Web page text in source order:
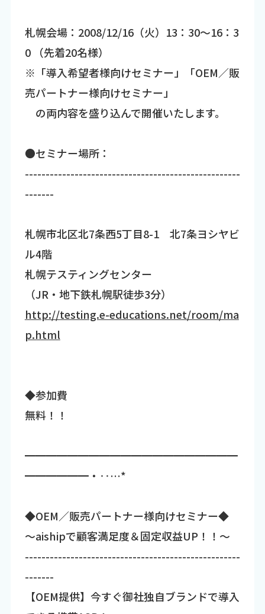
札幌会場：2008/12/16（火）13：30～16：3
0 （先着20名様）
※「導入希望者様向けセミナー」「OEM／販
売パートナー様向けセミナー」
の両内容を盛り込んで開催いたします。
●セミナー場所：
----------------------------------------------------
-------
札幌市北区北7条西5丁目8-1 北7条ヨシヤビ
ル4階
札幌テスティングセンター
（JR・地下鉄札幌駅徒歩3分）
http://testing.e-educations.net/room/ma
p.html
◆参加費
無料！！
━━━━━━━━━━━━━━━━━━━━
━━━━━━・‥…*
◆OEM／販売パートナー様向けセミナー◆
～aishipで顧客満足度＆固定収益UP！！～
----------------------------------------------------
-------
【OEM提供】今すぐ御社独自ブランドで導入